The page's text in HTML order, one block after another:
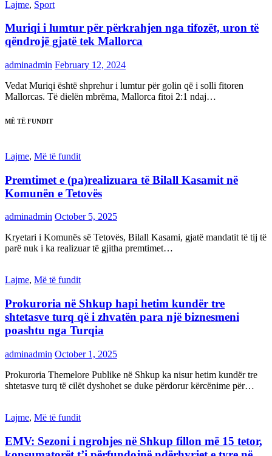
Lajme, Sport
Muriqi i lumtur për përkrahjen nga tifozët, uron të
qëndrojë gjatë tek Mallorca
adminadmin February 12, 2024
Vedat Muriqi është shprehur i lumtur për golin që i solli fitoren
Mallorcas. Të dielën mbrëma, Mallorca fitoi 2:1 ndaj…
MË TË FUNDIT
Lajme, Më të fundit
Premtimet e (pa)realizuara të Bilall Kasamit në
Komunën e Tetovës
adminadmin October 5, 2025
Kryetari i Komunës së Tetovës, Bilall Kasami, gjatë mandatit të tij të
parë nuk i ka realizuar të gjitha premtimet…
Lajme, Më të fundit
Prokuroria në Shkup hapi hetim kundër tre
shtetasve turq që i zhvatën para një biznesmeni
poashtu nga Turqia
adminadmin October 1, 2025
Prokuroria Themelore Publike në Shkup ka nisur hetim kundër tre
shtetasve turq të cilët dyshohet se duke përdorur kërcënime për…
Lajme, Më të fundit
EMV: Sezoni i ngrohjes në Shkup fillon më 15 tetor,